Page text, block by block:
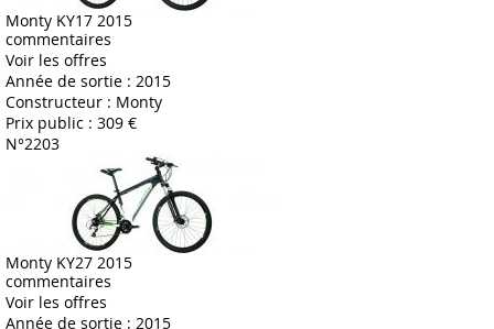
Monty KY17 2015
commentaires
Voir les offres
Année de sortie : 2015
Constructeur : Monty
Prix public : 309 €
N°2203
Monty KY27 2015
commentaires
Voir les offres
Année de sortie : 2015